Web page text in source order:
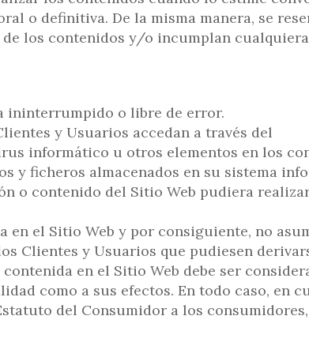
o definitiva. De la misma manera, se
los contenidos y/o incumplan
ininterrumpido o libre de error.
y Usuarios accedan a través del
informático u otros elementos en los
y ficheros almacenados en su sistema
o contenido del Sitio Web pudiera
el Sitio Web y por consiguiente, no
Clientes y Usuarios que pudiesen
en el Sitio Web debe ser
como a sus efectos. En todo caso, en
del Consumidor a los